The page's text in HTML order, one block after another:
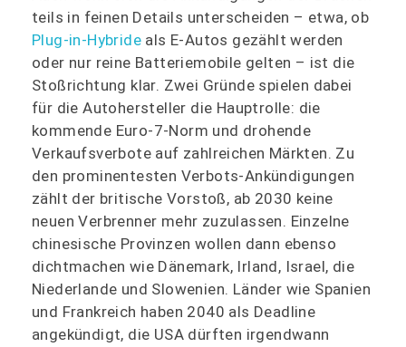
teils in feinen Details unterscheiden – etwa, ob
Plug-in-Hybride als E-Autos gezählt werden
oder nur reine Batteriemobile gelten – ist die
Stoßrichtung klar. Zwei Gründe spielen dabei
für die Autohersteller die Hauptrolle: die
kommende Euro-7-Norm und drohende
Verkaufsverbote auf zahlreichen Märkten. Zu
den prominentesten Verbots-Ankündigungen
zählt der britische Vorstoß, ab 2030 keine
neuen Verbrenner mehr zuzulassen. Einzelne
chinesische Provinzen wollen dann ebenso
dichtmachen wie Dänemark, Irland, Israel, die
Niederlande und Slowenien. Länder wie Spanien
und Frankreich haben 2040 als Deadline
angekündigt, die USA dürften irgendwann